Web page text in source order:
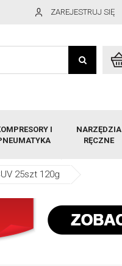
ZAREJESTRUJ SIĘ
I
NARZĘDZIA
RĘCZNE
25szt 120g